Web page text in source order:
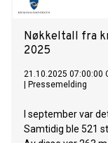
Nøkkeltall fra
2025
21.10.2025 07:00:00
Pressemelding
I september var
Samtidig ble 521